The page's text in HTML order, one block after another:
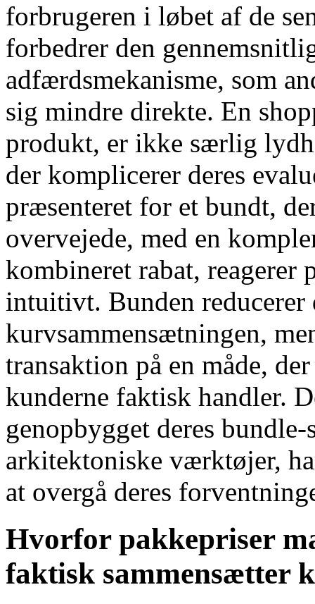
forbrugeren i løbet af de
forbedrer den
adfærdsmekanisme, som
sig mindre direkte. En
produkt, er ikke særlig
der komplicerer deres
præsenteret for et bundt,
overvejede, med en
kombineret rabat, reagerer
intuitivt. Bunden
kurvsammensætningen,
transaktion på en måde,
kunderne faktisk handler.
genopbygget deres
arkitektoniske værktøjer,
at overgå deres
Hvorfor pakkepriser
faktisk sammensætter